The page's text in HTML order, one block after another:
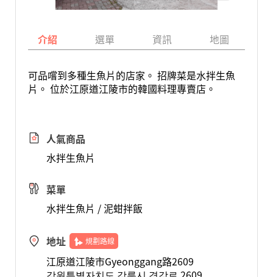
介紹 選單 資訊 地圖
可品嚐到多種生魚片的店家。 招牌菜是水拌生魚
片。 位於江原道江陵市的韓國料理專賣店。
人氣商品
水拌生魚片
菜單
水拌生魚片 / 泥蚶拌飯
地址 規劃路線
江原道江陵市Gyeonggang路2609